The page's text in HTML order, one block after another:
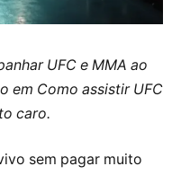
UFC e MMA ao
em Como assistir UFC
caro.
sem pagar muito